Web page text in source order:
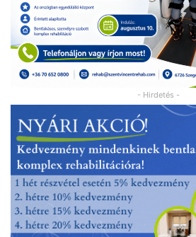
- Hirdetés -